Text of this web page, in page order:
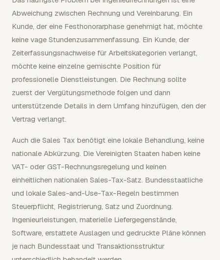
Abweichung zwischen Rechnung und Vereinbarung. Ein
Kunde, der eine Festhonorarphase genehmigt hat, möchte
keine vage Stundenzusammenfassung. Ein Kunde, der
Zeiterfassungsnachweise für Arbeitskategorien verlangt,
möchte keine einzelne gemischte Position für
professionelle Dienstleistungen. Die Rechnung sollte
zuerst der Vergütungsmethode folgen und dann
unterstützende Details in dem Umfang hinzufügen, den der
Vertrag verlangt.
Auch die Sales Tax benötigt eine lokale Behandlung, keine
nationale Abkürzung. Die Vereinigten Staaten haben keine
VAT- oder GST-Rechnungsregelung und keinen
einheitlichen nationalen Sales-Tax-Satz. Bundesstaatliche
und lokale Sales-and-Use-Tax-Regeln bestimmen
Steuerpflicht, Registrierung, Satz und Zuordnung.
Ingenieurleistungen, materielle Liefergegenstände,
Software, erstattete Auslagen und gedruckte Pläne können
je nach Bundesstaat und Transaktionsstruktur